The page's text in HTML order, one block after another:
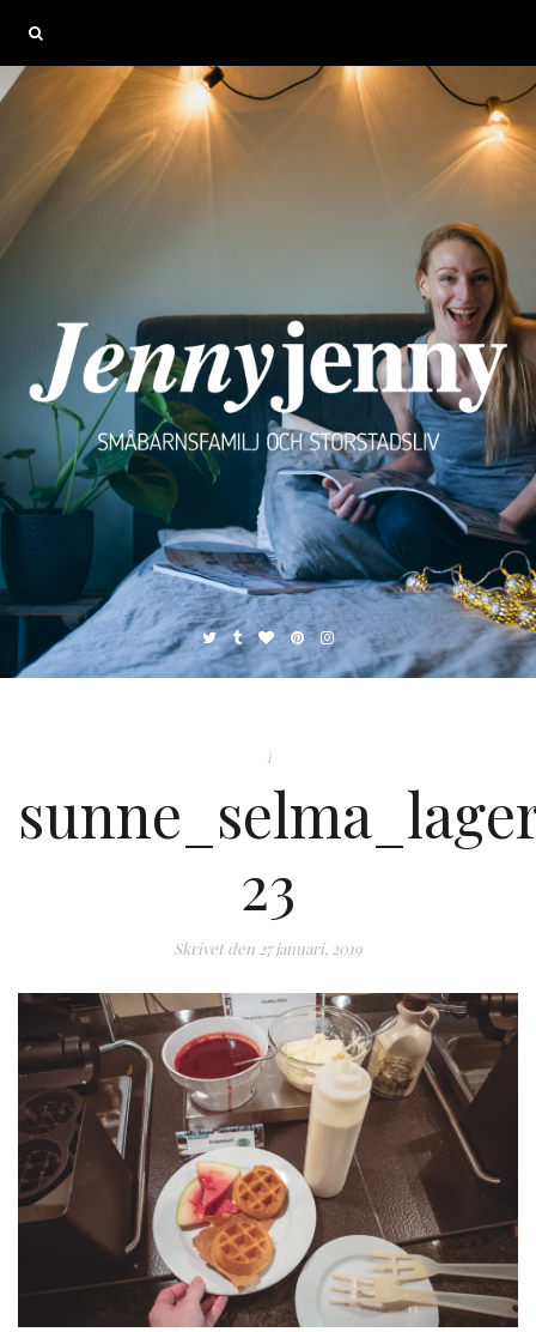
i
23
Skrivet den 27 januari, 2019